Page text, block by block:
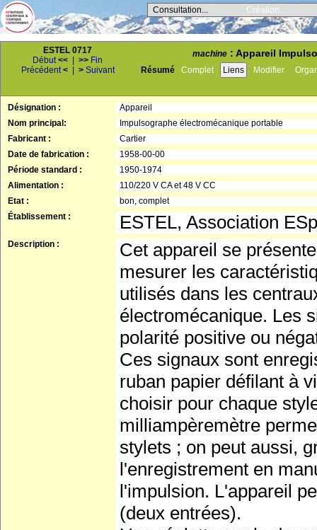
Consultation... Création...
ESTEL 0717
Début<< >> Fin
Précédent< > Suivant
machine : Appareil
Résumé Complet Liens Modifier
Désignation :
Appareil
Nom principal:
Impulsographe électromécanique portable
Fabricant :
Cartier
Date de fabrication :
1958-00-00
Période standard :
1950-1974
Alimentation :
110/220 V CA et 48 V CC
Etat :
bon, complet
Établissement :
ESTEL, Association
Description :
Cet appareil se
mesurer les
utilisés dans les
électromécanique. Les
polarité positive ou
Ces signaux sont
ruban papier défilant à
choisir pour chaque
milliampèremètre
stylets ; on peut aussi,
l'enregistrement en
l'impulsion. L'appareil
(deux entrées).